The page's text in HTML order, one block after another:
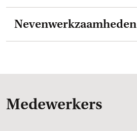
Nevenwerkzaamheden
Medewerkers